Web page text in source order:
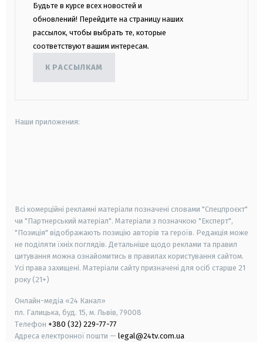
Будьте в курсе всех новостей и
обновлений! Перейдите на страницу наших
рассылок, чтобы выбрать те, которые
соответствуют вашим интересам.
К РАССЫЛКАМ
Наши приложения:
Всі комерційні рекламні матеріали позначені словами "Спецпроєкт"
чи "Партнерський матеріал". Матеріали з позначкою "Експерт",
"Позиція" відображають позицію авторів та героїв. Редакція може
не поділяти їхніх поглядів. Детальніше щодо реклами та правил
цитування можна ознайомитись в правилах користування сайтом.
Усі права захищені. Матеріали сайту призначені для осіб старше 21
року (21+)
Онлайн-медіа «24 Канал»
пл. Галицька, буд. 15, м. Львів, 79008
Телефон +380 (32) 229-77-77
Адреса електронної пошти — legal@24tv.com.ua